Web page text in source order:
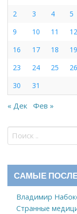
2
3 4 5
9
10 11 12
16
17 18 19
23
24 25 26
30
31
« Дек Фев »
САМЫЕ
Владимир
Странные